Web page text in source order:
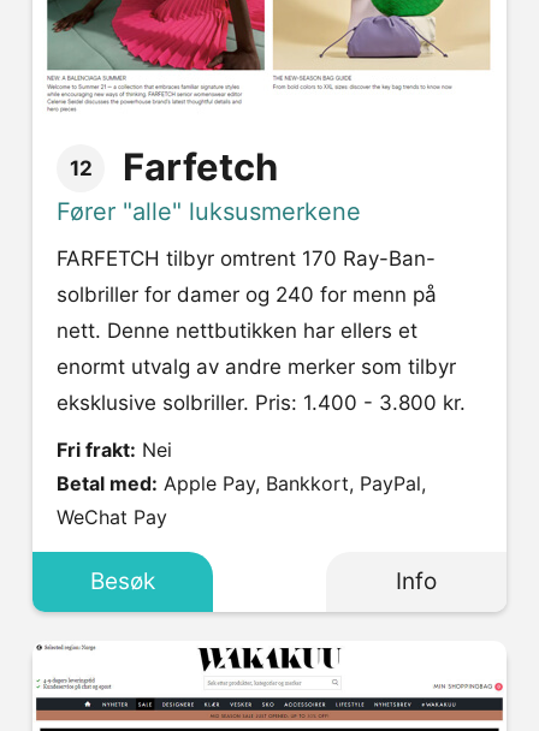
12 Farfetch
Fører "alle" luksusmerkene
FARFETCH tilbyr omtrent 170 Ray-Ban-
solbriller for damer og 240 for menn på
nett. Denne nettbutikken har ellers et
enormt utvalg av andre merker som tilbyr
eksklusive solbriller. Pris: 1.400 - 3.800 kr.
Fri frakt: Nei
Betal med:
WeChat Pay
Besøk Info